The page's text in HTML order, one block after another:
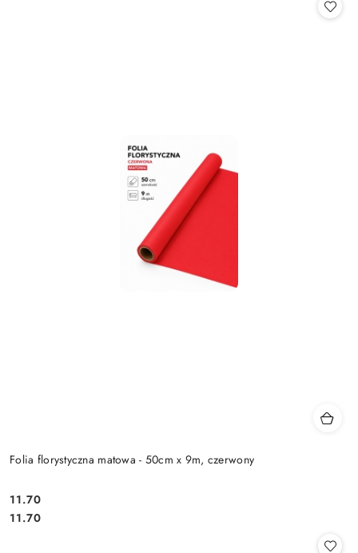
Folia florystyczna matowa - 50cm x 9m, czerwony
Cena:
11.70
Cena:
11.70